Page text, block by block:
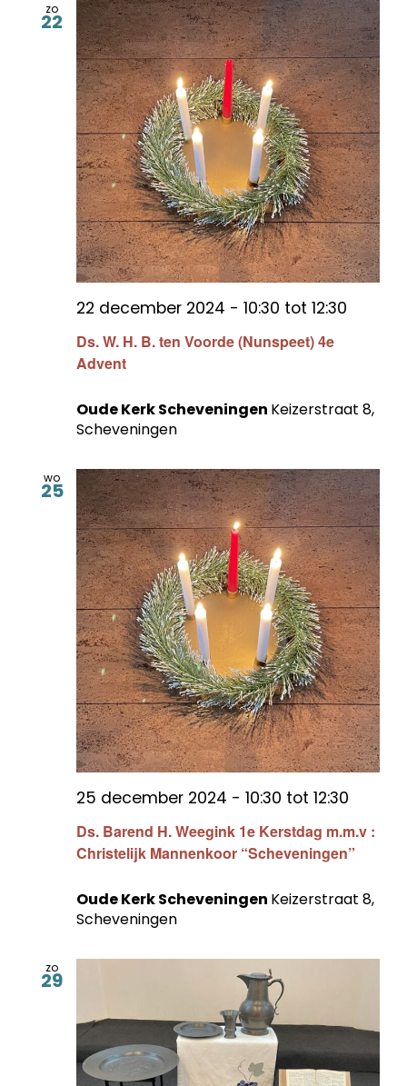
zo
22
Ds. W. H. B. ten Voorde (Nunspeet) 4e
Advent
22 december 2024 - 10:30 tot 12:30
Oude Kerk Scheveningen Keizerstraat 8,
Scheveningen
wo
25
Ds. Barend H. Weegink 1e Kerstdag m.m.v :
Christelijk Mannenkoor “Scheveningen”
25 december 2024 - 10:30 tot 12:30
Oude Kerk Scheveningen Keizerstraat 8,
Scheveningen
zo
29